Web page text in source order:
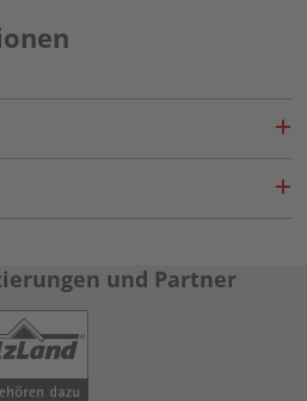
und Partner